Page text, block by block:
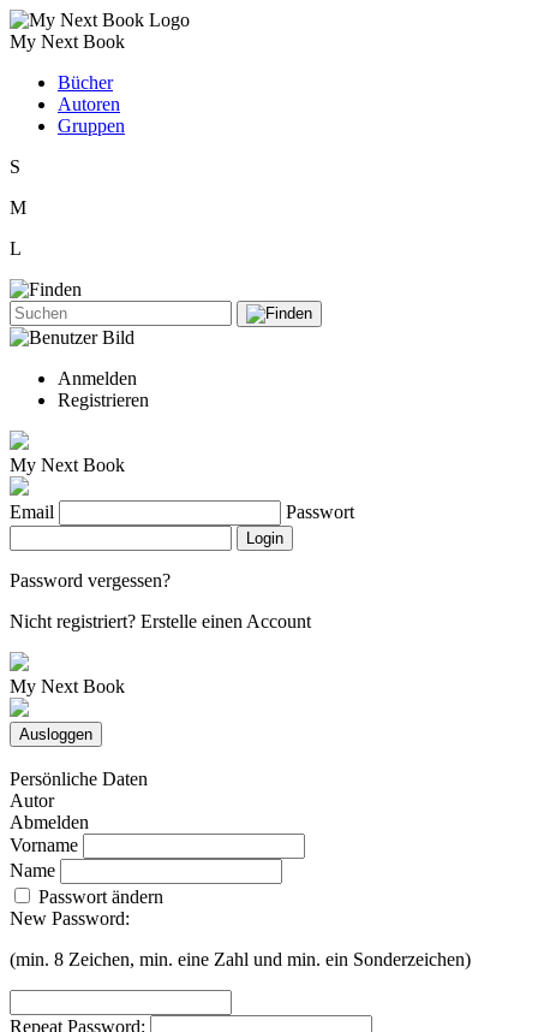
My Next Book
Bücher
Autoren
Gruppen
S
M
L
Anmelden
Registrieren
My Next Book
Email Passwort
Login
Password vergessen?
Nicht registriert? Erstelle einen Account
My Next Book
Ausloggen
Persönliche Daten
Autor
Abmelden
Vorname
Name
Passwort ändern
New Password:
(min. 8 Zeichen, min. eine Zahl und min. ein Sonderzeichen)
Repeat Password: